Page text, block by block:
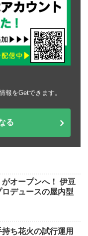
報をGetできます。
る
がオープンへ！ 伊豆
デュースの屋内型
持ち花火の試行運用